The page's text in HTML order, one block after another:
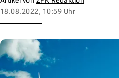
18.08.2022, 10:59 Uhr